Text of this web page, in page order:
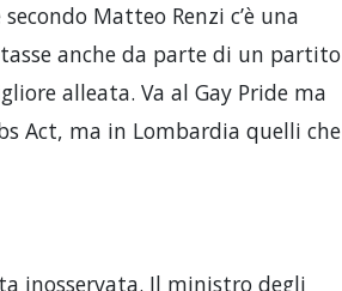
Matteo Renzi c’è una
anche da parte di un partito
alleata. Va al Gay Pride ma
Act, ma in Lombardia quelli che
inosservata. Il ministro degli